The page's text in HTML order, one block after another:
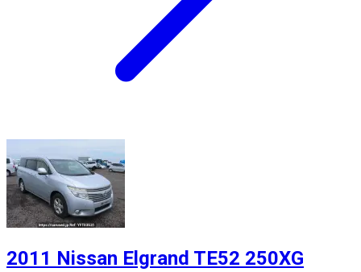
2011 Nissan Elgrand TE52 250XG